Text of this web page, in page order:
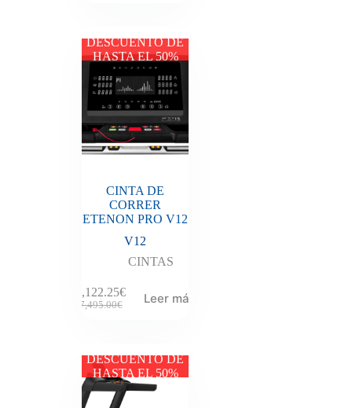
DESCUENTO DE
HASTA EL 50%
CINTA DE
CORRER
ETENON PRO V12
V12
CINTAS
7,495.00€
4,122.25€ Leer más
DESCUENTO DE
HASTA EL 50%